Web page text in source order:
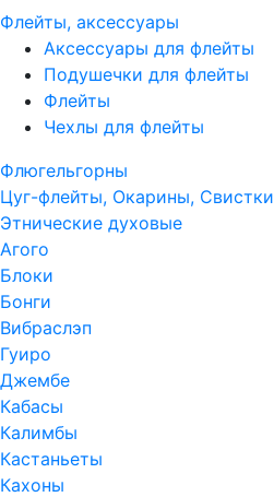
Флейты, аксессуары
Аксессуары для флейты
Подушечки для флейты
Флейты
Чехлы для флейты
Флюгельгорны
Цуг-флейты, Окарины, Свистки
Этнические духовые
Агого
Блоки
Бонги
Вибраслэп
Гуиро
Джембе
Кабасы
Калимбы
Кастаньеты
Кахоны